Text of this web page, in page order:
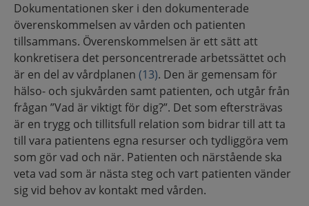
Dokumentationen sker i den dokumenterade
överenskommelsen av vården och patienten
tillsammans. Överenskommelsen är ett sätt att
konkretisera det personcentrerade arbetssättet och
är en del av vårdplanen (13). Den är gemensam för
hälso- och sjukvården samt patienten, och utgår från
frågan ”Vad är viktigt för dig?”. Det som eftersträvas
är en trygg och tillitsfull relation som bidrar till att ta
till vara patientens egna resurser och tydliggöra vem
som gör vad och när. Patienten och närstående ska
veta vad som är nästa steg och vart patienten vänder
sig vid behov av kontakt med vården.